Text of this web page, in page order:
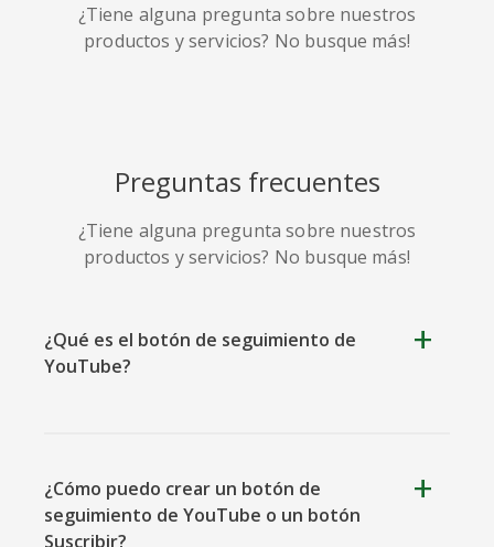
Quora Github Skype
Overflow
¿Tiene alguna pregunta sobre nuestros
productos y servicios? No busque más!
Preguntas frecuentes
¿Tiene alguna pregunta sobre nuestros
productos y servicios? No busque más!
¿Qué es el botón de seguimiento de
YouTube?
¿Cómo puedo crear un botón de
seguimiento de YouTube o un botón
Suscribir?